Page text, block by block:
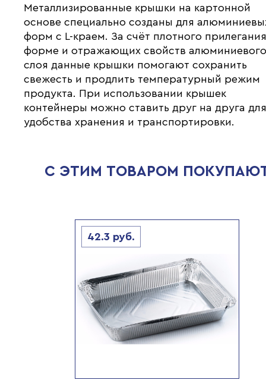
Металлизированные крышки на картонной
основе специально созданы для
форм с L-краем. За счёт плотного
форме и отражающих свойств
слоя данные крышки помогают сохранить
свежесть и продлить температурный режим
продукта. При использовании крышек
контейнеры можно ставить друг на друга
удобства хранения и транспортировки.
С ЭТИМ ТОВАРОМ
42.3 руб.